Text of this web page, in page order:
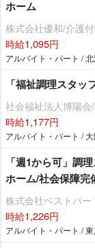
ホーム
株式会社優和/介護
時給1,095円
アルバイト・パート /
「福祉調理スタ
社会福祉法人博陽
時給1,177円
アルバイト・パート /
「週1から可」調
ホーム/社会保障完
株式会社ベストパ
時給1,226円
アルバイト・パート /